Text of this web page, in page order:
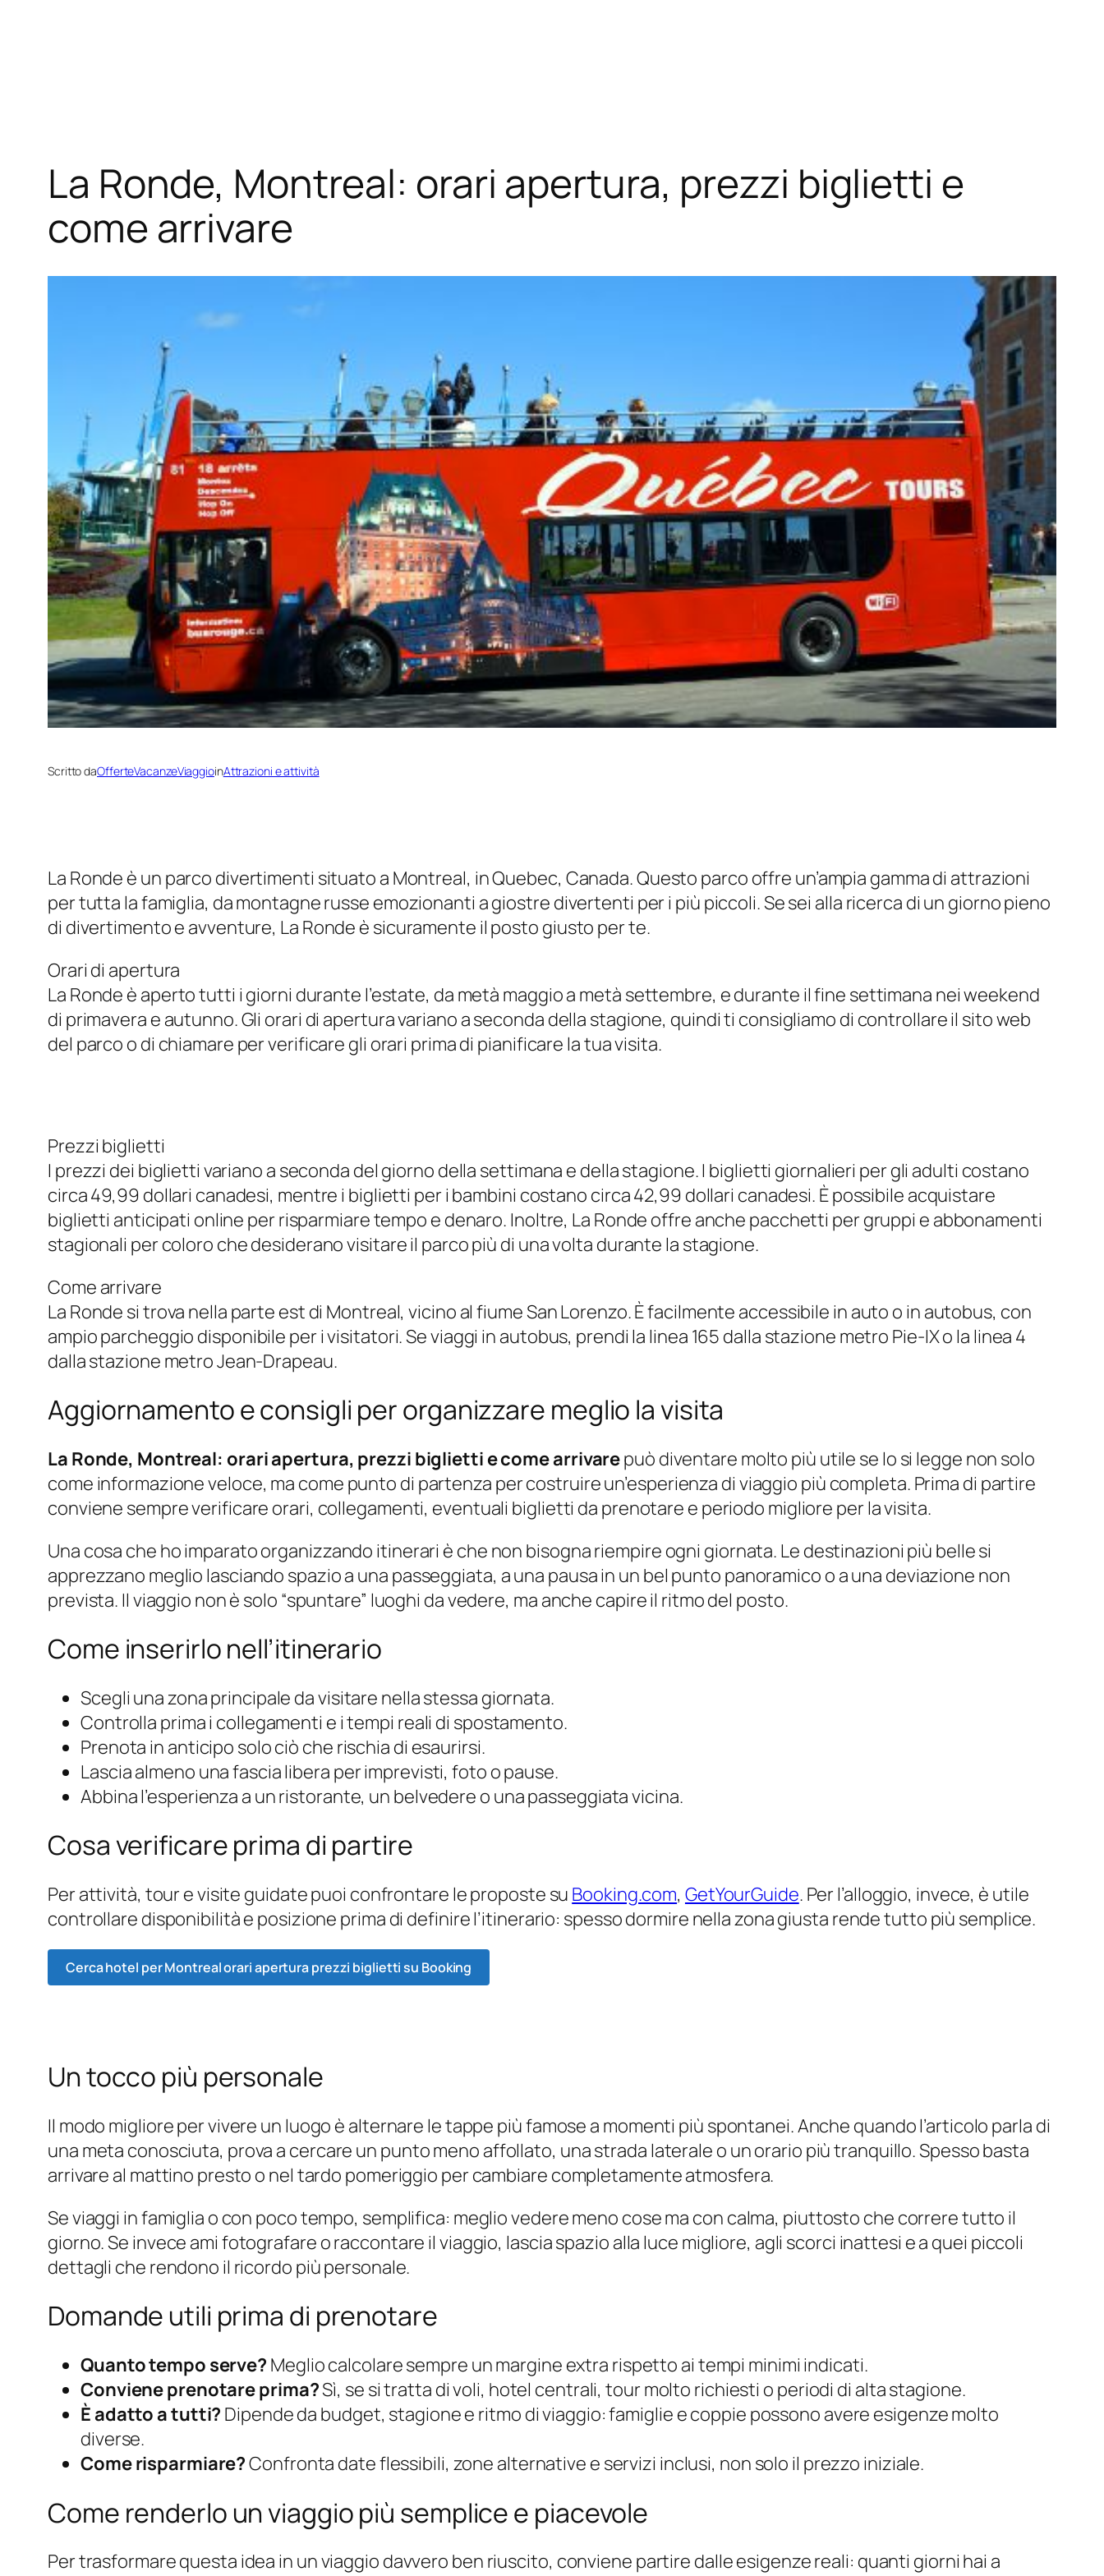
La Ronde, Montreal: orari apertura, prezzi biglietti e
come arrivare
Scritto daOfferteVacanzeViaggioinAttrazioni e attività
La Ronde è un parco divertimenti situato a Montreal, in Quebec, Canada. Questo parco offre un’ampia gamma di attrazioni
per tutta la famiglia, da montagne russe emozionanti a giostre divertenti per i più piccoli. Se sei alla ricerca di un giorno pieno
di divertimento e avventure, La Ronde è sicuramente il posto giusto per te.
Orari di apertura
La Ronde è aperto tutti i giorni durante l’estate, da metà maggio a metà settembre, e durante il fine settimana nei weekend
di primavera e autunno. Gli orari di apertura variano a seconda della stagione, quindi ti consigliamo di controllare il sito web
del parco o di chiamare per verificare gli orari prima di pianificare la tua visita.
Prezzi biglietti
I prezzi dei biglietti variano a seconda del giorno della settimana e della stagione. I biglietti giornalieri per gli adulti costano
circa 49,99 dollari canadesi, mentre i biglietti per i bambini costano circa 42,99 dollari canadesi. È possibile acquistare
biglietti anticipati online per risparmiare tempo e denaro. Inoltre, La Ronde offre anche pacchetti per gruppi e abbonamenti
stagionali per coloro che desiderano visitare il parco più di una volta durante la stagione.
Come arrivare
La Ronde si trova nella parte est di Montreal, vicino al fiume San Lorenzo. È facilmente accessibile in auto o in autobus, con
ampio parcheggio disponibile per i visitatori. Se viaggi in autobus, prendi la linea 165 dalla stazione metro Pie-IX o la linea 4
dalla stazione metro Jean-Drapeau.
Aggiornamento e consigli per organizzare meglio la visita
La Ronde, Montreal: orari apertura, prezzi biglietti e come arrivarepuò diventare molto più utile se lo si legge non solo
come informazione veloce, ma come punto di partenza per costruire un’esperienza di viaggio più completa. Prima di partire
conviene sempre verificare orari, collegamenti, eventuali biglietti da prenotare e periodo migliore per la visita.
Una cosa che ho imparato organizzando itinerari è che non bisogna riempire ogni giornata. Le destinazioni più belle si
apprezzano meglio lasciando spazio a una passeggiata, a una pausa in un bel punto panoramico o a una deviazione non
prevista. Il viaggio non è solo “spuntare” luoghi da vedere, ma anche capire il ritmo del posto.
Come inserirlo nell’itinerario
Scegli una zona principale da visitare nella stessa giornata.
Controlla prima i collegamenti e i tempi reali di spostamento.
Prenota in anticipo solo ciò che rischia di esaurirsi.
Lascia almeno una fascia libera per imprevisti, foto o pause.
Abbina l’esperienza a un ristorante, un belvedere o una passeggiata vicina.
Cosa verificare prima di partire
Per attività, tour e visite guidate puoi confrontare le proposte su Booking.com, GetYourGuide. Per l’alloggio, invece, è utile
controllare disponibilità e posizione prima di definire l’itinerario: spesso dormire nella zona giusta rende tutto più semplice.
Cerca hotel per Montreal orari apertura prezzi biglietti su Booking
Un tocco più personale
Il modo migliore per vivere un luogo è alternare le tappe più famose a momenti più spontanei. Anche quando l’articolo parla di
una meta conosciuta, prova a cercare un punto meno affollato, una strada laterale o un orario più tranquillo. Spesso basta
arrivare al mattino presto o nel tardo pomeriggio per cambiare completamente atmosfera.
Se viaggi in famiglia o con poco tempo, semplifica: meglio vedere meno cose ma con calma, piuttosto che correre tutto il
giorno. Se invece ami fotografare o raccontare il viaggio, lascia spazio alla luce migliore, agli scorci inattesi e a quei piccoli
dettagli che rendono il ricordo più personale.
Domande utili prima di prenotare
Quanto tempo serve? Meglio calcolare sempre un margine extra rispetto ai tempi minimi indicati.
Conviene prenotare prima?Sì, se si tratta di voli, hotel centrali, tour molto richiesti o periodi di alta stagione.
È adatto a tutti? Dipende da budget, stagione e ritmo di viaggio: famiglie e coppie possono avere esigenze molto
diverse.
Come risparmiare?Confronta date flessibili, zone alternative e servizi inclusi, non solo il prezzo iniziale.
Come renderlo un viaggio più semplice e piacevole
Per trasformare questa idea in un viaggio davvero ben riuscito, conviene partire dalle esigenze reali: quanti giorni hai a